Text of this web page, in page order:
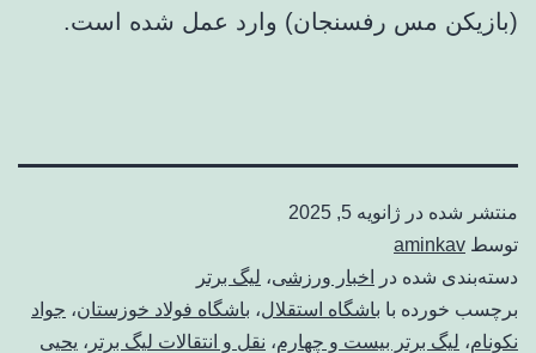
(بازیکن مس رفسنجان) وارد عمل شده است.
منتشر شده در ژانویه 5, 2025
توسط aminkav
دسته‌بندی شده در
اخبار ورزشی، لیگ برتر
برچسب خورده با باشگاه استقلال، باشگاه فولاد خوزستان، جواد
نکونام، لیگ برتر بیست و چهارم، نقل و انتقالات لیگ برتر ، یحیی